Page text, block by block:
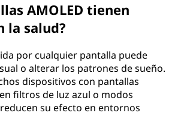
AMOLED tienen
la salud?
por cualquier pantalla puede
o alterar los patrones de sueño.
dispositivos con pantallas
filtros de luz azul o modos
su efecto en entornos